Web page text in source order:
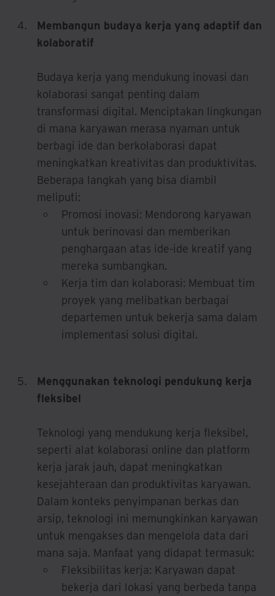
Membangun budaya kerja yang adaptif dan
kolaboratif
Budaya kerja yang mendukung inovasi dan
kolaborasi sangat penting dalam
transformasi digital. Menciptakan lingkungan
di mana karyawan merasa nyaman untuk
berbagi ide dan berkolaborasi dapat
meningkatkan kreativitas dan produktivitas.
Beberapa langkah yang bisa diambil
meliputi:
Promosi inovasi: Mendorong karyawan
untuk berinovasi dan memberikan
penghargaan atas ide-ide kreatif yang
mereka sumbangkan.
Kerja tim dan kolaborasi: Membuat tim
proyek yang melibatkan berbagai
departemen untuk bekerja sama dalam
implementasi solusi digital.
Menggunakan teknologi pendukung kerja
fleksibel
Teknologi yang mendukung kerja fleksibel,
seperti alat kolaborasi online dan platform
kerja jarak jauh, dapat meningkatkan
kesejahteraan dan produktivitas karyawan.
Dalam konteks penyimpanan berkas dan
arsip, teknologi ini memungkinkan karyawan
untuk mengakses dan mengelola data dari
mana saja. Manfaat yang didapat termasuk:
Fleksibilitas kerja: Karyawan dapat
bekerja dari lokasi yang berbeda tanpa